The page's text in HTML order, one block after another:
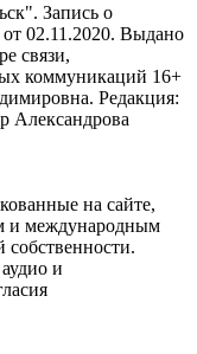
Запись о
02.11.2020. Выдано
связи,
коммуникаций 16+
Редакция:
Александрова
на сайте,
и международным
собственности.
и